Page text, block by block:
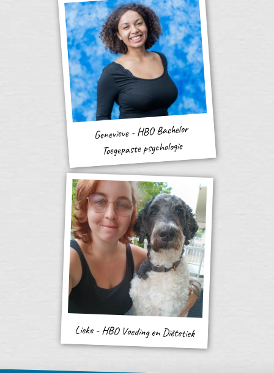
Genevieve - HBO Bachelor
Toegepaste psychologie
Lieke - HBO Voeding en Diëtetiek